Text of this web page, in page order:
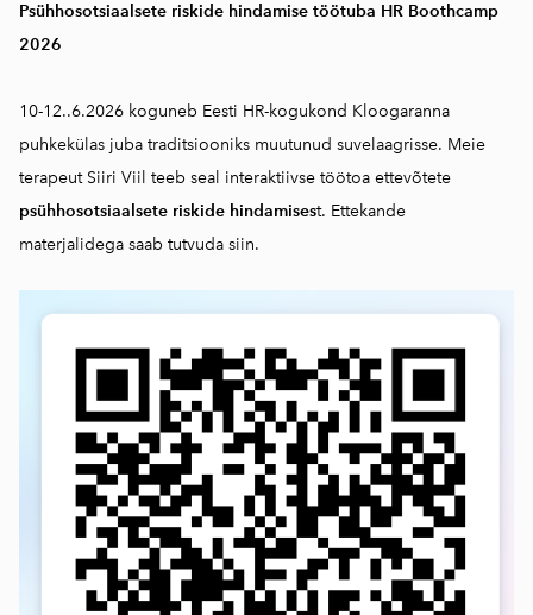
Psühhosotsiaalsete riskide hindamise töötuba HR Boothcamp
2026
10-12..6.2026 koguneb Eesti HR-kogukond Kloogaranna
puhkekülas juba traditsiooniks muutunud suvelaagrisse. Meie
terapeut Siiri Viil teeb seal interaktiivse töötoa ettevõtete
psühhosotsiaalsete riskide hindamisest. Ettekande
materjalidega saab tutvuda siin.